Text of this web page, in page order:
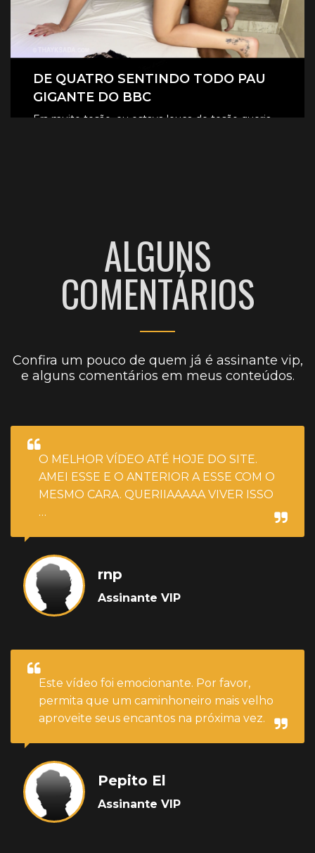
DE QUATRO SENTINDO TODO PAU
GIGANTE DO BBC
Era muito tesão, eu estava louca de tesão queria
ALGUNS
COMENTÁRIOS
Confira um pouco de quem já é assinante vip,
e alguns comentários em meus conteúdos.
O MELHOR VÍDEO ATÉ HOJE DO SITE.
AMEI ESSE E O ANTERIOR A ESSE COM O
MESMO CARA. QUERIIAAAAA VIVER ISSO
…
rnp
Assinante VIP
Este vídeo foi emocionante. Por favor,
permita que um caminhoneiro mais velho
aproveite seus encantos na próxima vez.
Pepito El
Assinante VIP